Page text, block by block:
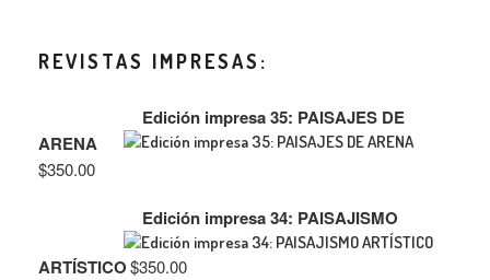
REVISTAS IMPRESAS:
Edición impresa 35: PAISAJES DE
ARENA
$350.00
Edición impresa 34: PAISAJISMO
ARTÍSTICO$350.00